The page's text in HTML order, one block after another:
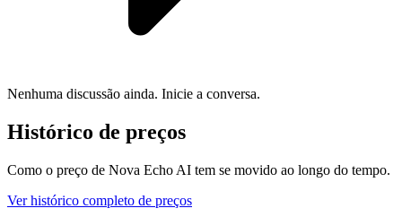
Nenhuma discussão ainda. Inicie a conversa.
Histórico de preços
Como o preço de Nova Echo AI tem se movido ao longo do tempo.
Ver histórico completo de preços